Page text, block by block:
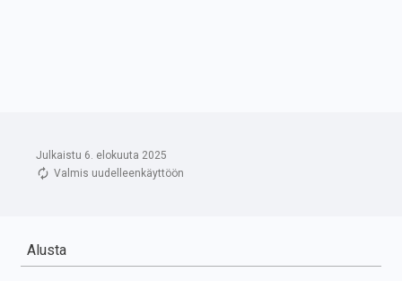
Julkaistu 6. elokuuta 2025
Valmis uudelleenkäyttöön
Alusta